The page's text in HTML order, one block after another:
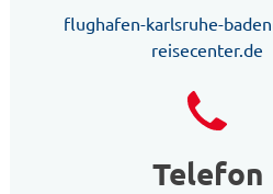
flughafen-karlsruhe-
reisecenter.de
Telefon